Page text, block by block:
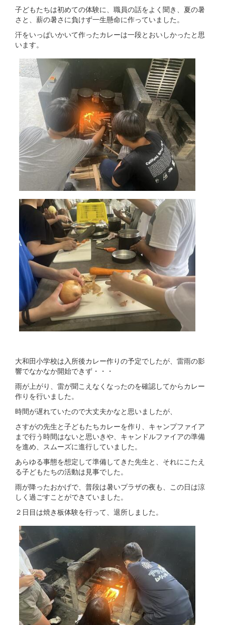
子どもたちは初めての体験に、職員の話をよく聞き、夏の暑
さと、薪の暑さに負けず一生懸命に作っていました。
汗をいっぱいかいて作ったカレーは一段とおいしかったと思
います。
大和田小学校は入所後カレー作りの予定でしたが、雷雨の影
響でなかなか開始できず・・・
雨が上がり、雷が聞こえなくなったのを確認してからカレー
作りを行いました。
時間が遅れていたので大丈夫かなと思いましたが、
さすがの先生と子どもたちカレーを作り、キャンプファイア
まで行う時間はないと思いきや、キャンドルファイアの準備
を進め、スムーズに進行していました。
あらゆる事態を想定して準備してきた先生と、それにこたえ
る子どもたちの活動は見事でした。
雨が降ったおかげで、普段は暑いプラザの夜も、この日は涼
しく過ごすことができていました。
２日目は焼き板体験を行って、退所しました。